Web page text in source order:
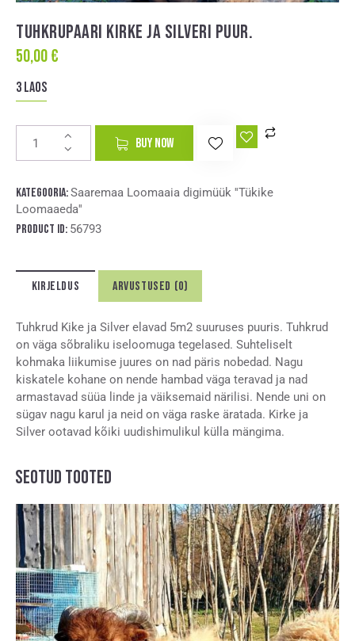
TUHKRUPAARI KIRKE JA SILVERI PUUR.
50,00€
3 laos
BUY NOW
Kategooria:Saaremaa Loomaaia digimüük ''Tükike
Loomaaeda''
Product ID: 56793
KIRJELDUS ARVUSTUSED (0)
Tuhkrud Kike ja Silver elavad 5m2 suuruses puuris. Tuhkrud
on väga sõbraliku iseloomuga tegelased. Suhteliselt
kohmaka liikumise juures on nad päris nobedad. Nagu
kiskatele kohane on nende hambad väga teravad ja nad
armastavad süüa linde ja väiksemaid närilisi. Nende uni on
sügav nagu karul ja neid on väga raske äratada. Kirke ja
Silver ootavad kõiki uudishimulikul külla mängima.
SEOTUD TOOTED